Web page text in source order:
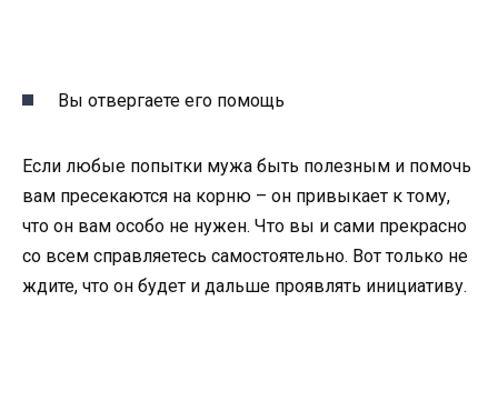
Вы отвергаете его помощь
Если любые попытки мужа быть полезным и помочь
вам пресекаются на корню – он привыкает к тому,
что он вам особо не нужен. Что вы и сами прекрасно
со всем справляетесь самостоятельно. Вот только не
ждите, что он будет и дальше проявлять инициативу.